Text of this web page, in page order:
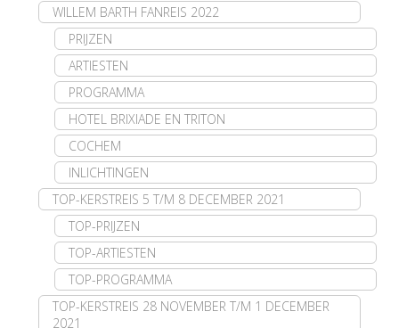
WILLEM BARTH FANREIS 2022
PRIJZEN
ARTIESTEN
PROGRAMMA
HOTEL BRIXIADE EN TRITON
COCHEM
INLICHTINGEN
TOP-KERSTREIS 5 T/M 8 DECEMBER 2021
TOP-PRIJZEN
TOP-ARTIESTEN
TOP-PROGRAMMA
TOP-KERSTREIS 28 NOVEMBER T/M 1 DECEMBER
2021